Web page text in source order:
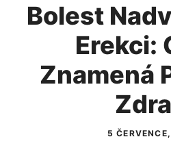
Bolest
Erekci:
Znamená
5